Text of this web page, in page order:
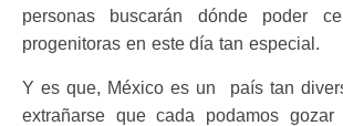
personas buscarán dónde poder
progenitoras en este día tan especial.
Y es que, México es un país tan
extrañarse que cada podamos